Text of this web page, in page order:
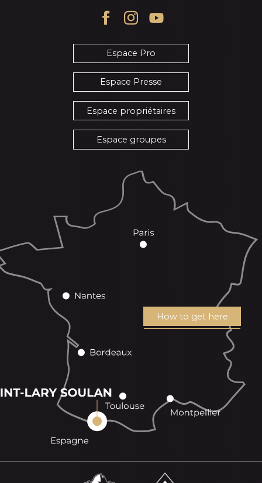
Espace Pro
Espace Presse
Espace propriétaires
Espace groupes
How to get here